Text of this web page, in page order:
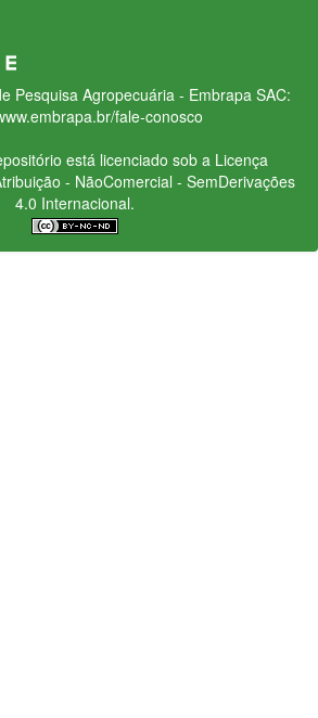
Pesquisa Agropecuária - Embrapa SAC:
fale-conosco
está licenciado sob a Licença
- NãoComercial - SemDerivações
4.0 Internacional.